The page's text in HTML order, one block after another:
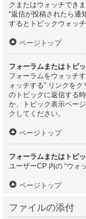
クまたはウォッチできま
“返信が投稿されたら通
するとトピックウォッチ
ページトップ
フォーラムまたはトピ
フォーラムをウォッチ
ォッチする” リンクを
のトピックに返信する
か、トピック表示ペー
クしてください。
ページトップ
フォーラムまたはトピ
ユーザーCP 内の “ウォ
ページトップ
ファイルの添付